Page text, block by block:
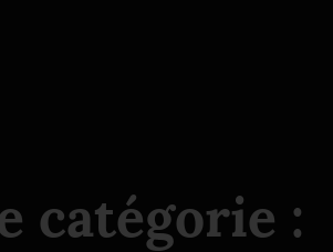
catégorie :